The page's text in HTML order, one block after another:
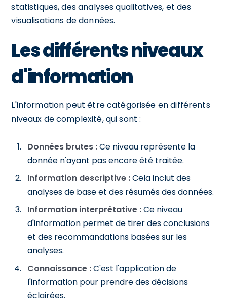
statistiques, des analyses qualitatives, et des
visualisations de données.
Les différents niveaux
d'information
L'information peut être catégorisée en différents
niveaux de complexité, qui sont :
Données brutes :Ce niveau représente la
donnée n'ayant pas encore été traitée.
Information descriptive :Cela inclut des
analyses de base et des résumés des données.
Information interprétative :Ce niveau
d'information permet de tirer des conclusions
et des recommandations basées sur les
analyses.
Connaissance :C'est l'application de
l'information pour prendre des décisions
éclairées.